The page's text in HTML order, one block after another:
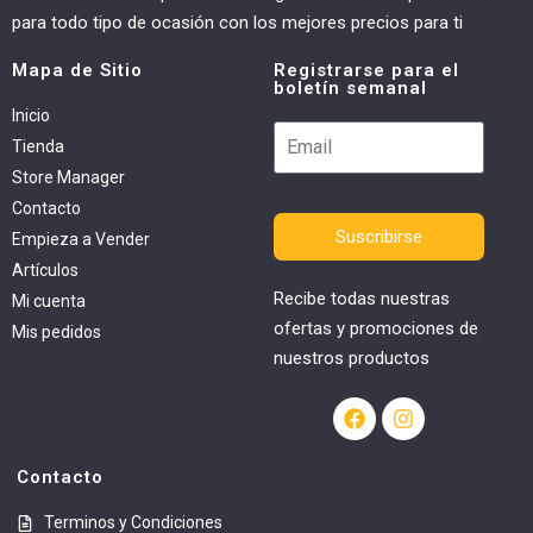
para todo tipo de ocasión con los mejores precios para ti
Mapa de Sitio
Inicio
Tienda
Store Manager
Contacto
Empieza a Vender
Artículos
Mi cuenta
Mis pedidos
Registrarse para el
boletín semanal
Suscribirse
Recibe todas nuestras
ofertas y promociones de
nuestros productos
Contacto
Terminos y Condiciones